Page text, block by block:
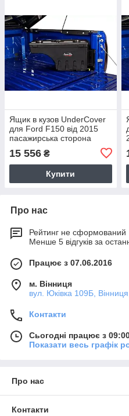
Ящик в кузов UnderCover
для Ford F150 від 2015
пасажирська сторона
15 556 ₴
Купити
Про нас
Рейтинг не сформований
Менше 5 відгуків за
Працює з 07.06.2016
м. Вінниця
вул. Юківка 109Б,
Контакти
Сьогодні працює з
Показати весь графік
Про нас
Контакти